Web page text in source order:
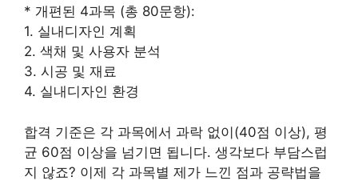
* 개편된 4과목 (총 80문항):
1. 실내디자인 계획
2. 색채 및 사용자 분석
3. 시공 및 재료
4. 실내디자인 환경
합격 기준은 각 과목에서 과락 없이(40점 이상), 평
균 60점 이상을 넘기면 됩니다. 생각보다 부담스럽
지 않죠? 이제 각 과목별 제가 느낀 점과 공략법을